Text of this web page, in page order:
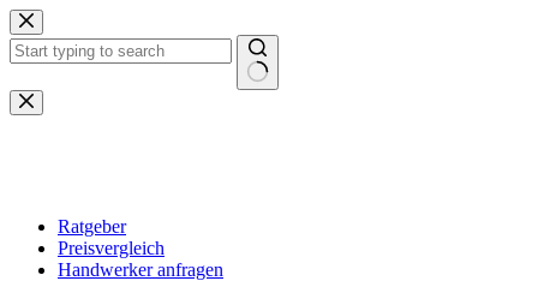
Zum
Inhalt
springen
Keine
Ergebnisse
Ratgeber
Preisvergleich
Handwerker anfragen